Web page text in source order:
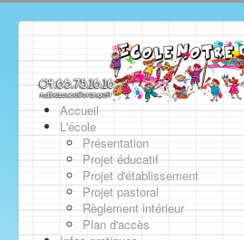
Accueil
L'école
Présentation
Projet éducatif
Projet d'établissement
Projet pastoral
Règlement intérieur
Plan d'accès